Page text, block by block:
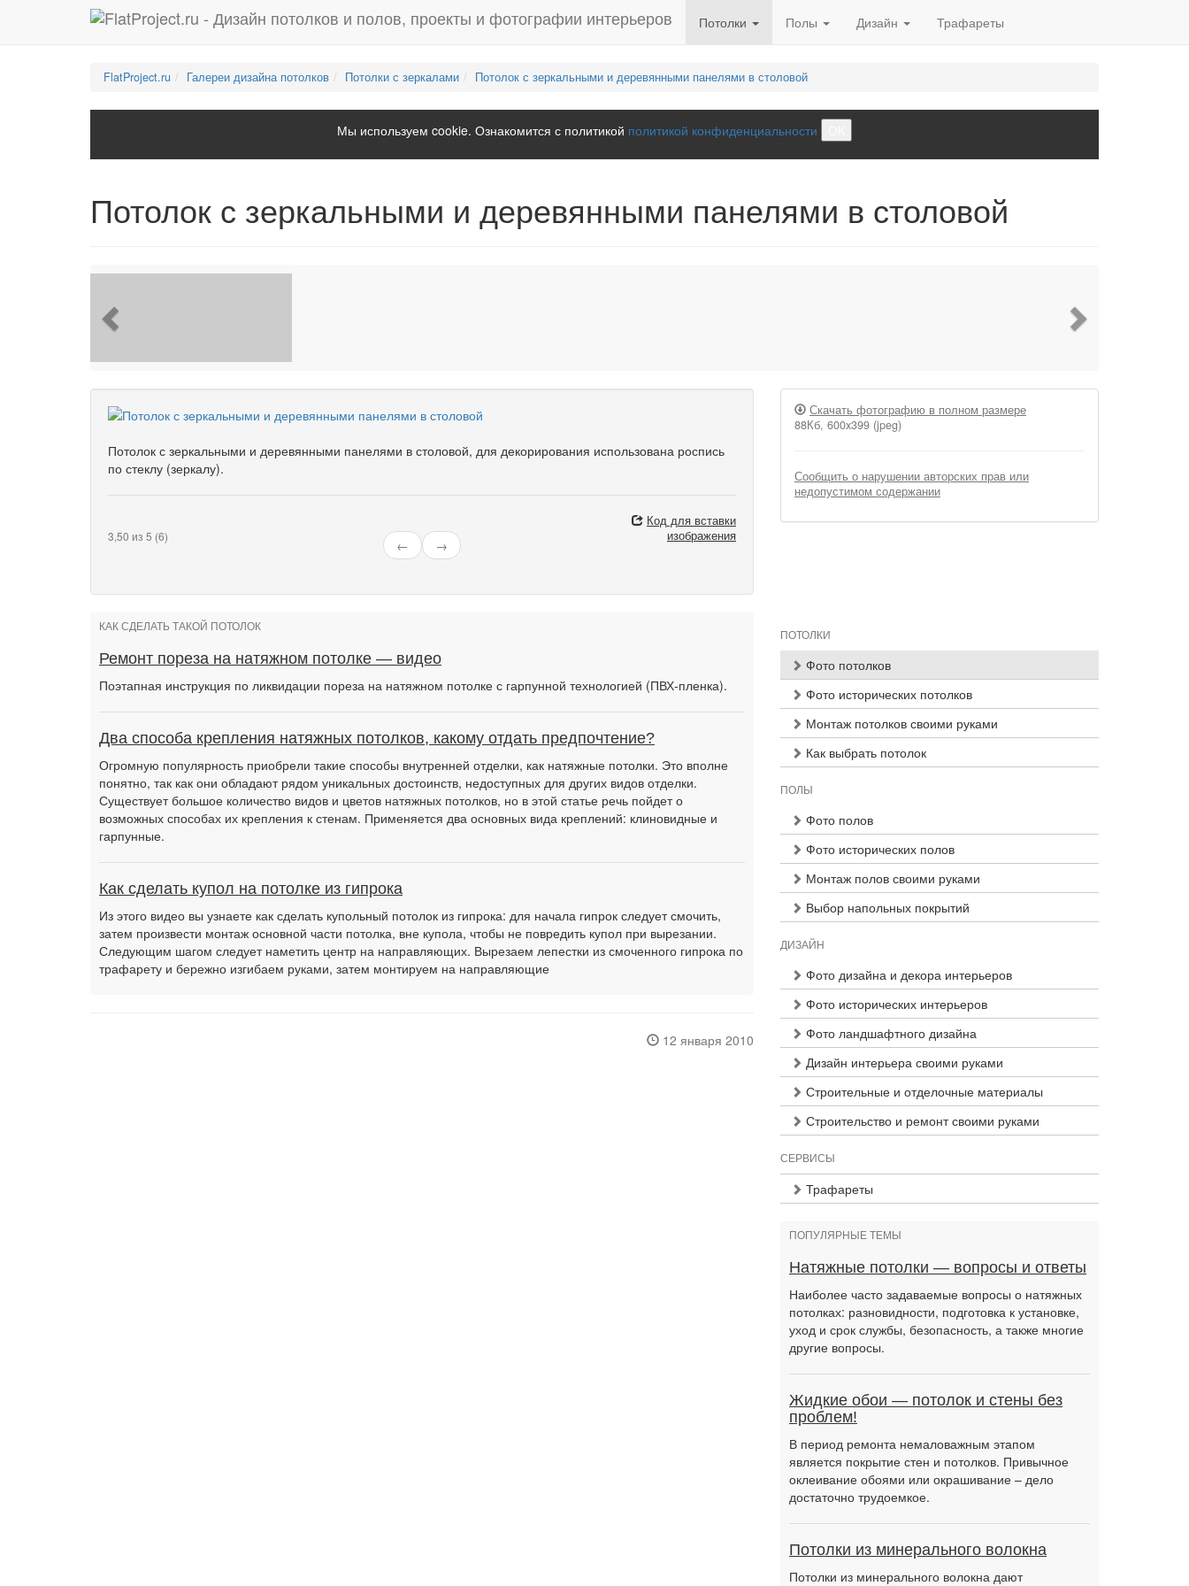
Потолки Полы Дизайн Трафареты
FlatProject.ru Галереи дизайна потолков Потолки с зеркалами Потолок с зеркальными и деревянными панелями в столовой
Мы используем cookie. Ознакомится с политикой политикой конфиденциальности
Потолок с зеркальными и деревянными панелями в столовой
Потолок с зеркальными и деревянными панелями в столовой, для декорирования использована роспись
по стеклу (зеркалу).
3,50 из 5 (6)
← →
Код для вставки
изображения
Скачать фотографию в полном размере
88Кб, 600x399 (jpeg)
Сообщить о нарушении авторских прав или
недопустимом содержании
КАК СДЕЛАТЬ ТАКОЙ ПОТОЛОК
Ремонт пореза на натяжном потолке — видео
Поэтапная инструкция по ликвидации пореза на натяжном потолке с гарпунной технологией (ПВХ-пленка).
Два способа крепления натяжных потолков, какому отдать предпочтение?
Огромную популярность приобрели такие способы внутренней отделки, как натяжные потолки. Это вполне
понятно, так как они обладают рядом уникальных достоинств, недоступных для других видов отделки.
Существует большое количество видов и цветов натяжных потолков, но в этой статье речь пойдет о
возможных способах их крепления к стенам. Применяется два основных вида креплений: клиновидные и
гарпунные.
Как сделать купол на потолке из гипрока
Из этого видео вы узнаете как сделать купольный потолок из гипрока: для начала гипрок следует смочить,
затем произвести монтаж основной части потолка, вне купола, чтобы не повредить купол при вырезании.
Следующим шагом следует наметить центр на направляющих. Вырезаем лепестки из смоченного гипрока по
трафарету и бережно изгибаем руками, затем монтируем на направляющие
12 января 2010
ПОТОЛКИ
Фото потолков
Фото исторических потолков
Монтаж потолков своими руками
Как выбрать потолок
ПОЛЫ
Фото полов
Фото исторических полов
Монтаж полов своими руками
Выбор напольных покрытий
ДИЗАЙН
Фото дизайна и декора интерьеров
Фото исторических интерьеров
Фото ландшафтного дизайна
Дизайн интерьера своими руками
Строительные и отделочные материалы
Строительство и ремонт своими руками
СЕРВИСЫ
Трафареты
ПОПУЛЯРНЫЕ ТЕМЫ
Натяжные потолки — вопросы и ответы
Наиболее часто задаваемые вопросы о натяжных
потолках: разновидности, подготовка к установке,
уход и срок службы, безопасность, а также многие
другие вопросы.
Жидкие обои — потолок и стены без
проблем!
В период ремонта немаловажным этапом
является покрытие стен и потолков. Привычное
оклеивание обоями или окрашивание – дело
достаточно трудоемкое.
Потолки из минерального волокна
Потолки из минерального волокна дают